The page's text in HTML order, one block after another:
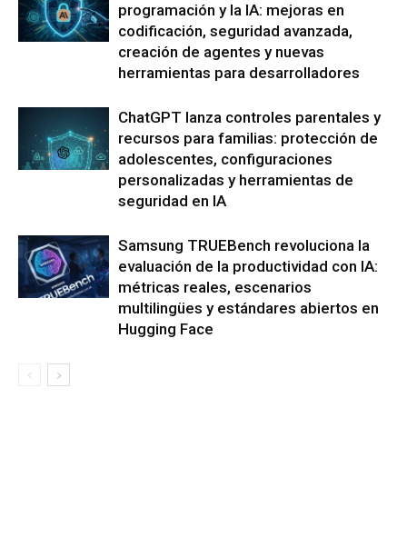
programación y la IA: mejoras en
codificación, seguridad avanzada,
creación de agentes y nuevas
herramientas para desarrolladores
ChatGPT lanza controles parentales y
recursos para familias: protección de
adolescentes, configuraciones
personalizadas y herramientas de
seguridad en IA
Samsung TRUEBench revoluciona la
evaluación de la productividad con IA:
métricas reales, escenarios
multilingües y estándares abiertos en
Hugging Face